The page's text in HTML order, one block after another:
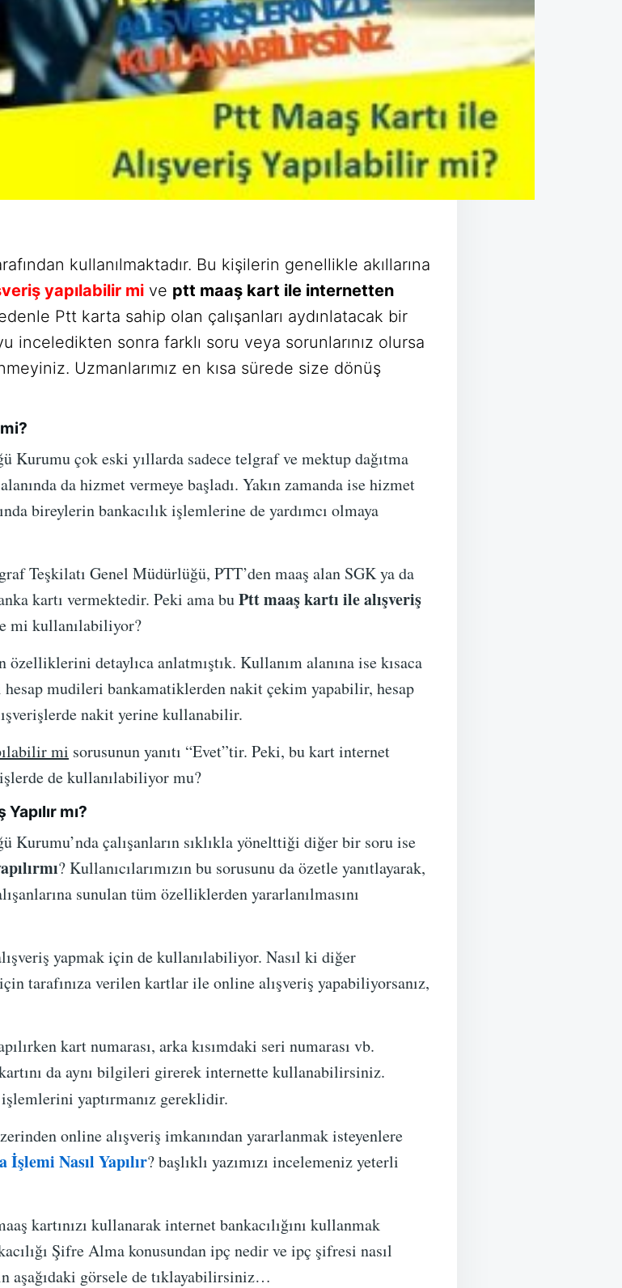
kullanılmaktadır. Bu kişilerin genellikle akıllarına
yapılabilir mi ve ptt maaş kart ile internetten
Ptt karta sahip olan çalışanları aydınlatacak bir
inceledikten sonra farklı soru veya sorunlarınız olursa
Uzmanlarımız en kısa sürede size dönüş
Kurumu çok eski yıllarda sadece telgraf ve mektup dağıtma
da hizmet vermeye başladı. Yakın zamanda ise hizmet
bireylerin bankacılık işlemlerine de yardımcı olmaya
Teşkilatı Genel Müdürlüğü, PTT’den maaş alan SGK ya da
kartı vermektedir. Peki ama buPtt maaş kartı ile alışveriş
mi kullanılabiliyor?
özelliklerini detaylıca anlatmıştık. Kullanım alanına ise kısaca
mudileri bankamatiklerden nakit çekim yapabilir, hesap
nakit yerine kullanabilir.
mi sorusunun yanıtı “Evet”tir. Peki, bu kart internet
de kullanılabiliyor mu?
mı?
Kurumu’nda çalışanların sıklıkla yönelttiği diğer bir soru ise
? Kullanıcılarımızın bu sorusunu da özetle yanıtlayarak,
sunulan tüm özelliklerden yararlanılmasını
yapmak için de kullanılabiliyor. Nasıl ki diğer
için tarafınıza verilen kartlar ile online alışveriş yapabiliyorsanız,
kart numarası, arka kısımdaki seri numarası vb.
da aynı bilgileri girerek internette kullanabilirsiniz.
yaptırmanız gereklidir.
online alışveriş imkanından yararlanmak isteyenlere
Nasıl Yapılır? başlıklı yazımızı incelemeniz yeterli
kartınızı kullanarak internet bankacılığını kullanmak
Şifre Alma konusundan ipç nedir ve ipç şifresi nasıl
aşağıdaki görsele de tıklayabilirsiniz…